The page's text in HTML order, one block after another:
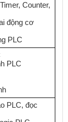
Counter,
động cơ
PLC
PLC
PLC, đọc